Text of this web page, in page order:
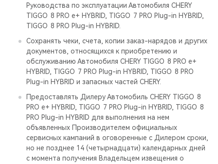
Руководства по эксплуатации Автомобиля CHERY
TIGGO 8 PRO е+ HYBRID, TIGGO 7 PRO Plug-in HYBRID,
TIGGO 8 PRO Plug-in HYBRID.
Сохранять чеки, счета, копии заказ-нарядов и других
документов, относящихся к приобретению и
обслуживанию Автомобиля CHERY TIGGO 8 PRO е+
HYBRID, TIGGO 7 PRO Plug-in HYBRID, TIGGO 8 PRO
Plug-in HYBRID и запасных частей CHERY.
Предоставлять Дилеру Автомобиль CHERY TIGGO 8
PRO е+ HYBRID, TIGGO 7 PRO Plug-in HYBRID, TIGGO 8
PRO Plug-in HYBRID для выполнения на нем
объявленных Производителем официальных
сервисных кампаний в оговоренные с Дилером сроки,
но не позднее 14 (четырнадцати) календарных дней
с момента получения Владельцем извещения о